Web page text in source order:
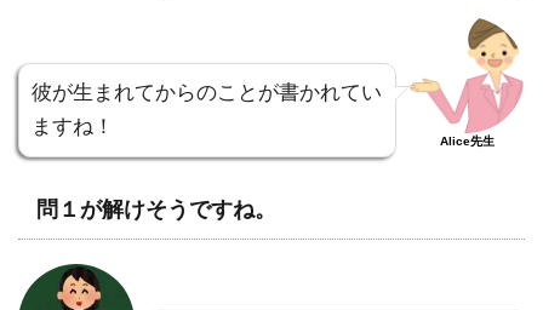
彼が生まれてからのことが書かれてい
ますね！
Alice先生
問１が解けそうですね。